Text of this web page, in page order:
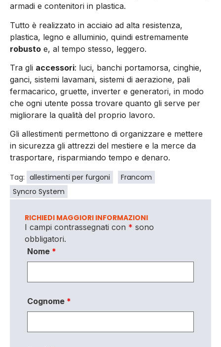
armadi e contenitori in plastica.
Tutto è realizzato in acciaio ad alta resistenza,
plastica, legno e alluminio, quindi estremamente
robusto e, al tempo stesso, leggero.
Tra gli accessori: luci, banchi portamorsa, cinghie,
ganci, sistemi lavamani, sistemi di aerazione, pali
fermacarico, gruette, inverter e generatori, in modo
che ogni utente possa trovare quanto gli serve per
migliorare la qualità del proprio lavoro.
Gli allestimenti permettono di organizzare e mettere
in sicurezza gli attrezzi del mestiere e la merce da
trasportare, risparmiando tempo e denaro.
Tag: allestimenti per furgoni
Francom
Syncro System
RICHIEDI MAGGIORI INFORMAZIONI
I campi contrassegnati con * sono
obbligatori.
Nome *
Cognome *